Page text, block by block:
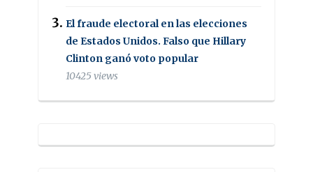
El fraude electoral en las elecciones
de Estados Unidos. Falso que Hillary
Clinton ganó voto popular
10425 views